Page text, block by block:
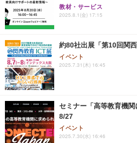
教材・サービス
2025.8.1(金) 17:15
約80社出展「第10回関
イベント
2025.7.31(木) 16:45
セミナー「高等教育機関
8/27
イベント
2025.7.30(水) 16:46